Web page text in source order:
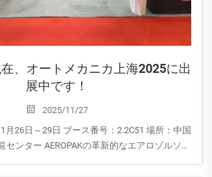
在、オートメカニカ上海2025に出
展中です！
2025/11/27
月26日～29日 ブース番号：2.2C51 場所：中国
センター AEROPAKの革新的なエアロゾルソリ